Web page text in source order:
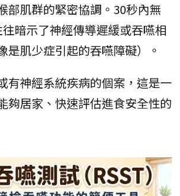
部肌群的緊密協調。30秒內無
暗示了神經傳導遲緩或吞嚥相
是肌少症引起的吞嚥障礙）。
有神經系統疾病的個案，這是一
夠居家、快速評估進食安全性的